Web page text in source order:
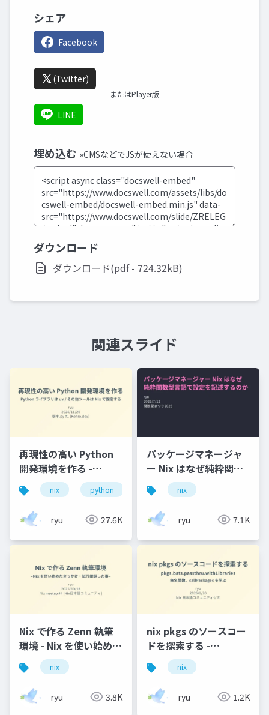
シェア
Facebook
(Twitter)
またはPlayer版
LINE
埋め込む »CMSなどでJSが使えない場合
ダウンロード
ダウンロード(pdf - 724.32kB)
関連スライド
再現性の高い Python
開発環境を作る -
Python ライブラリは
uv / その他ツールは
Nix で固定する
nix python uv
ryu 27.6K
パッケージマネージャ
ー Nix はなぜ純粋関数
型言語で設定を記述す
るのか
nix
ryu 7.1K
Nix で作る Zenn 執筆
環境 - Nix を使い始めた
きっかけ・試行錯誤し
た事
nix
ryu 3.8K
nix pkgs のソースコー
ドを探索する -
- 無名関数、
callPackages を学ぶ
nix
ryu 1.2K